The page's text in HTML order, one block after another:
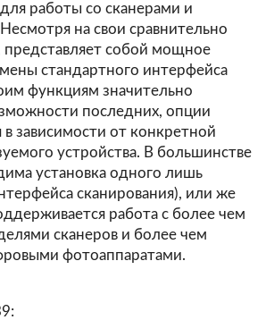
работы со сканерами и
на свои сравнительно
собой мощное
стандартного интерфейса
функциям значительно
последних, опции
в зависимости от конкретной
устройства. В большинстве
установка одного лишь
сканирования), или же
работа с более чем
сканеров и более чем
фотоаппаратами.